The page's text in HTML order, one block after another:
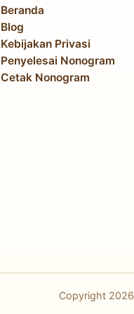
Beranda
Blog
Kebijakan Privasi
Penyelesai Nonogram
Cetak Nonogram
Copyright 2026